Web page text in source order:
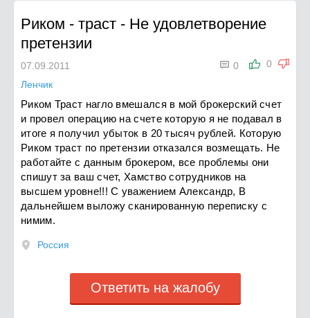
Риком - траст - Не удовлетворение
претензии
0
 0
07.09.2011
Ленчик
Риком Траст нагло вмешался в мой брокерский счет
и провел операцию на счете которую я не подавал в
итоге я получил убыток в 20 тысяч рублей. Которую
Риком траст по претензии отказался возмещать. Не
работайте с данным брокером, все проблемы они
спишут за ваш счет, Хамство сотрудников на
высшем уровне!!! С уважением Александр, В
дальнейшем выложу сканированную переписку с
нимим.
Россия
Ответить на жалобу